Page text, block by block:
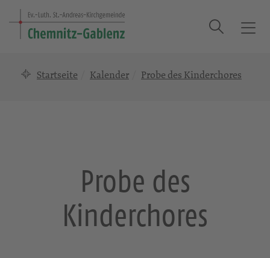
T
Suche
Startseite Kalender Probe des Kinderchores
Probe des
Kinderchores